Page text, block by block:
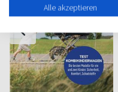
Alle akzeptieren